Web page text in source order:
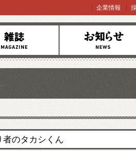
お知らせ
企業情報